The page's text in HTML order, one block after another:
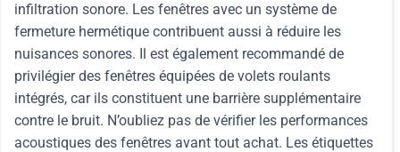
infiltration sonore. Les fenêtres avec un système de
fermeture hermétique contribuent aussi à réduire les
nuisances sonores. Il est également recommandé de
privilégier des fenêtres équipées de volets roulants
intégrés, car ils constituent une barrière supplémentaire
contre le bruit. N’oubliez pas de vérifier les performances
acoustiques des fenêtres avant tout achat. Les étiquettes